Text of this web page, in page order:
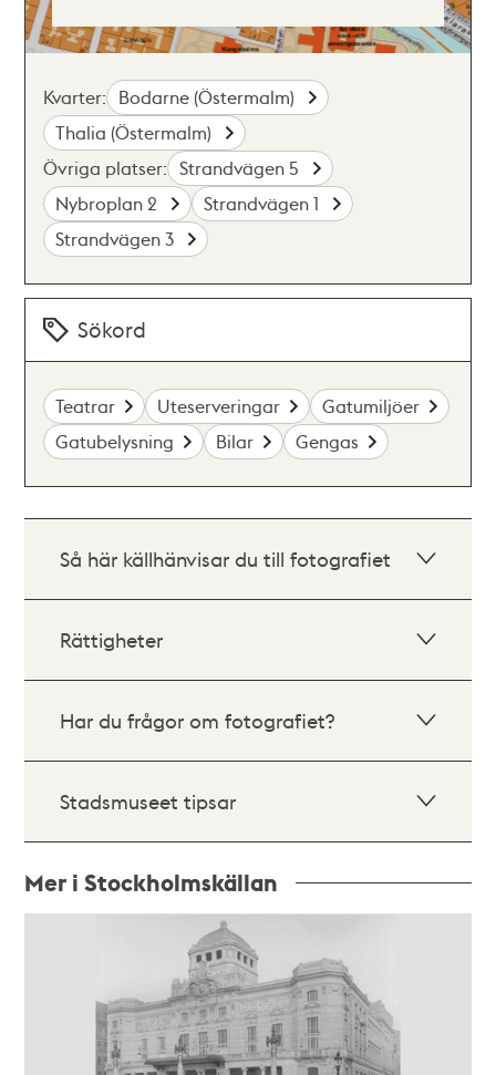
Kvarter: Bodarne (Östermalm)
Thalia (Östermalm)
Övriga platser: Strandvägen 5
Nybroplan 2
Strandvägen 1
Strandvägen 3
Sökord
Teatrar Uteserveringar
Gatumiljöer
Gatubelysning
Bilar Gengas
Så här källhänvisar du till fotografiet
Rättigheter
Har du frågor om fotografiet?
Stadsmuseet tipsar
Mer i Stockholmskällan